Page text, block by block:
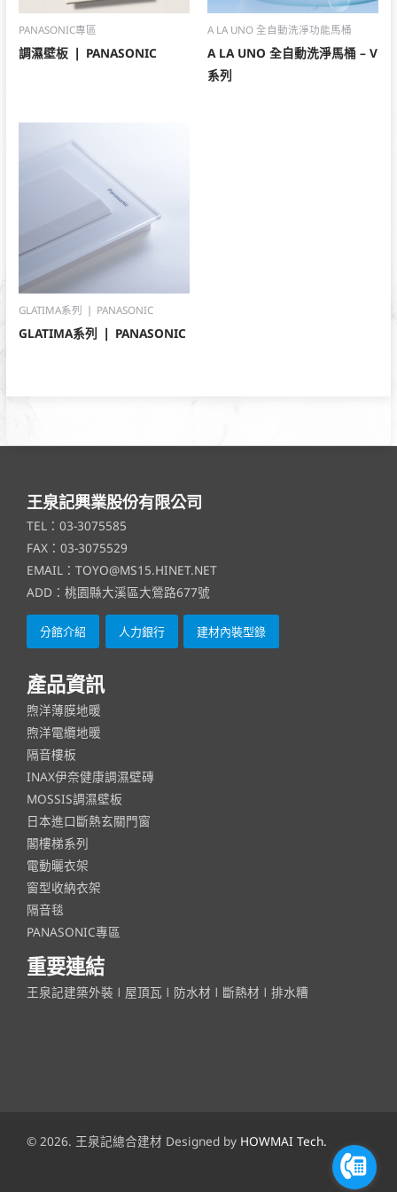
PANASONIC專區
調濕壁板 ❘ PANASONIC
A LA UNO 全自動洗淨功能馬桶
A LA UNO 全自動洗淨馬桶 – V
系列
GLATIMA系列 ❘ PANASONIC
GLATIMA系列 ❘ PANASONIC
王泉記興業股份有限公司
TEL：03-3075585
FAX：03-3075529
EMAIL：TOYO@MS15.HINET.NET
ADD：桃園縣大溪區大鶯路677號
分館介紹 人力銀行 建材內裝型錄
產品資訊
煦洋薄膜地暖
煦洋電纜地暖
隔音樓板
INAX伊奈健康調濕壁磚
MOSSIS調濕壁板
日本進口斷熱玄關門窗
閣樓梯系列
電動曬衣架
窗型收納衣架
隔音毯
PANASONIC專區
重要連結
王泉記建築外裝 ǀ 屋頂瓦 ǀ 防水材 ǀ 斷熱材 ǀ 排水糟
© 2026. 王泉記總合建材 Designed by HOWMAI Tech.